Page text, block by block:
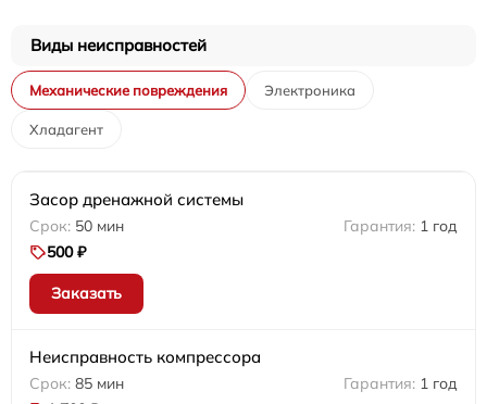
Виды неисправностей
Механические повреждения Электроника
Хладагент
Засор дренажной системы
50 мин
1 год
500 ₽
Заказать
Неисправность компрессора
85 мин
1 год